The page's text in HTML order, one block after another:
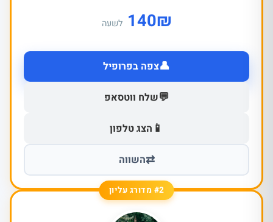
₪
140 לשעה
👤צפה בפרופיל
💬שלח ווטסאפ
📱 הצג טלפון
⇄השווה
#2 מדורג עליון